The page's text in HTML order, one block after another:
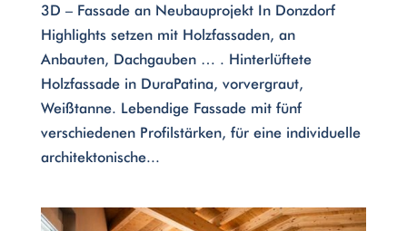
3D – Fassade an Neubauprojekt In Donzdorf
Highlights setzen mit Holzfassaden, an
Anbauten, Dachgauben … . Hinterlüftete
Holzfassade in DuraPatina, vorvergraut,
Weißtanne. Lebendige Fassade mit fünf
verschiedenen Profilstärken, für eine individuelle
architektonische...